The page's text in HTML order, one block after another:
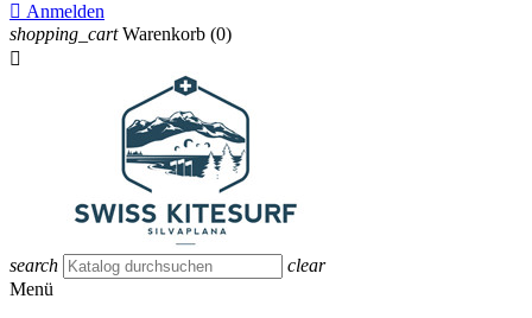
 Anmelden
shopping_cart Warenkorb (0)

search
clear
Menü